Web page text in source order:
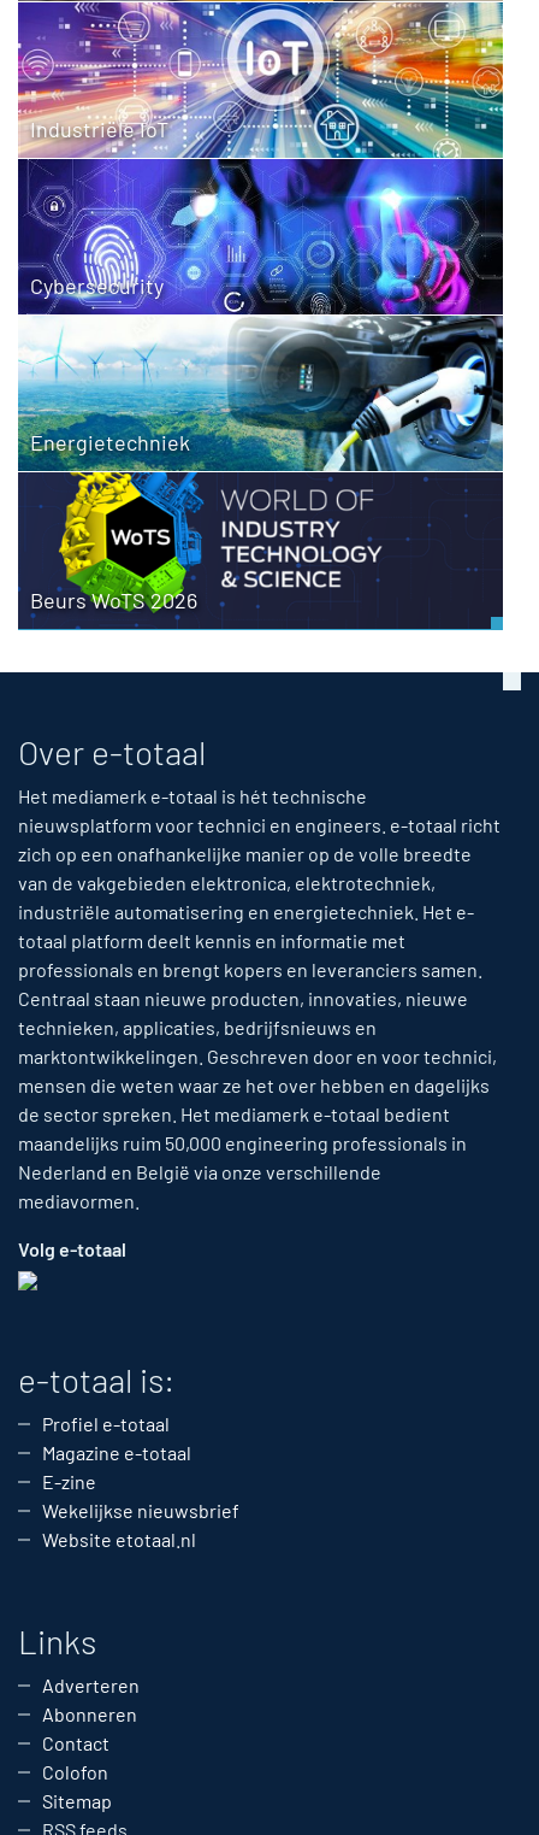
Industriële IoT
Cybersecurity
Energietechniek
Beurs WoTS 2026
Over e-totaal
Het mediamerk e-totaal is hét technische
nieuwsplatform voor technici en engineers. e-totaal richt
zich op een onafhankelijke manier op de volle breedte
van de vakgebieden elektronica, elektrotechniek,
industriële automatisering en energietechniek. Het e-
totaal platform deelt kennis en informatie met
professionals en brengt kopers en leveranciers samen.
Centraal staan nieuwe producten, innovaties, nieuwe
technieken, applicaties, bedrijfsnieuws en
marktontwikkelingen. Geschreven door en voor technici,
mensen die weten waar ze het over hebben en dagelijks
de sector spreken. Het mediamerk e-totaal bedient
maandelijks ruim 50,000 engineering professionals in
Nederland en België via onze verschillende
mediavormen.
Volg e-totaal
e-totaal is:
Profiel e-totaal
Magazine e-totaal
E-zine
Wekelijkse nieuwsbrief
Website etotaal.nl
Links
Adverteren
Abonneren
Contact
Colofon
Sitemap
RSS feeds